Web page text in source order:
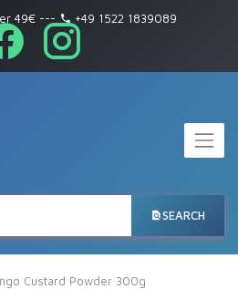
49€--- +49 1522 1839089
SEARCH
Custard Powder 300g